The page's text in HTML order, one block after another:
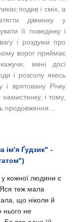
подив і сміх, а
дівчинку у
її поведінку і
і роздуми про
чому ворог приймає
мені досі
і розсолу якесь
врятовану Річку
і тому,
продовження...
ім’я Ґудзик" -
кожної людини є
теж мала
що ніколи й
нього не